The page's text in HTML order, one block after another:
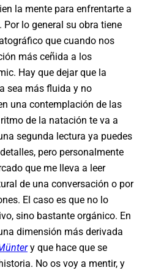
la mente para enfrentarte a
lo general su obra tiene
que cuando nos
más ceñida a los
Hay que dejar que la
sea más fluida y no
una contemplación de las
de la natación te va a
segunda lectura ya puedes
pero personalmente
que me lleva a leer
de una conversación o por
El caso es que no lo
sino bastante orgánico. En
dimensión más derivada
y que hace que se
No os voy a mentir, y